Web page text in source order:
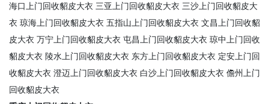
海口上门回收貂皮大衣 三亚上门回收貂皮大衣 三沙上门回收貂皮大
衣 琼海上门回收貂皮大衣 五指山上门回收貂皮大衣 文昌上门回收貂
皮大衣 万宁上门回收貂皮大衣 屯昌上门回收貂皮大衣 琼中上门回收
貂皮大衣 陵水上门回收貂皮大衣 东方上门回收貂皮大衣 定安上门回
收貂皮大衣 澄迈上门回收貂皮大衣 白沙上门回收貂皮大衣 儋州上门
回收貂皮大衣